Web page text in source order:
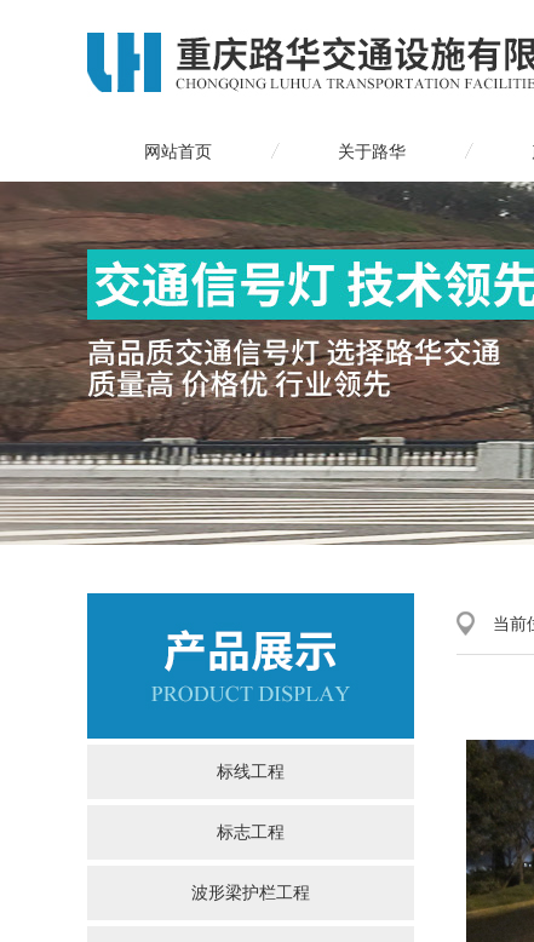
网站首页 关于路华
标线工程
标志工程
波形梁护栏工程
当前